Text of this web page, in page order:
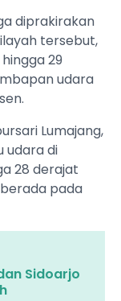
diprakirakan
tersebut,
29
udara
Lumajang,
udara di
28 derajat
pada
Sidoarjo